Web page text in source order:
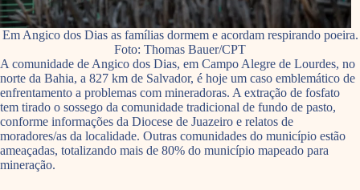
Em Angico dos Dias as famílias dormem e acordam respirando poeira.
Foto: Thomas Bauer/CPT
A comunidade de Angico dos Dias, em Campo Alegre de Lourdes, no
norte da Bahia, a 827 km de Salvador, é hoje um caso emblemático de
enfrentamento a problemas com mineradoras. A extração de fosfato
tem tirado o sossego da comunidade tradicional de fundo de pasto,
conforme informações da Diocese de Juazeiro e relatos de
moradores/as da localidade. Outras comunidades do município estão
ameaçadas, totalizando mais de 80% do município mapeado para
mineração.